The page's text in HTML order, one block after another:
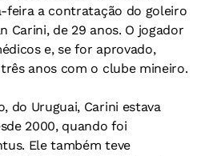
feira a contratação do goleiro
Carini, de 29 anos. O jogador
e, se for aprovado,
anos com o clube mineiro.
do Uruguai, Carini estava
2000, quando foi
Ele também teve